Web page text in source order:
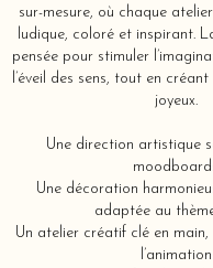
sur-mesure, où chaque
ludique, coloré et inspirant.
pensée pour stimuler
l’éveil des sens, tout en
joyeux.
Une direction artistique
Une décoration
adaptée au
Un atelier créatif clé en
l’animation